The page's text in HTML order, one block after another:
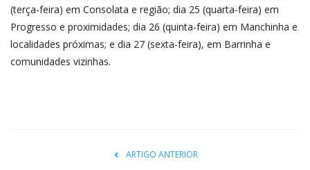
(terça-feira) em Consolata e região; dia 25 (quarta-feira) em
Progresso e proximidades; dia 26 (quinta-feira) em Manchinha e
localidades próximas; e dia 27 (sexta-feira), em Barrinha e
comunidades vizinhas.
ARTIGO ANTERIOR